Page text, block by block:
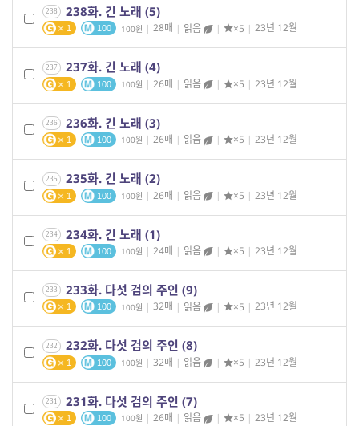
238 238화. 긴 노래 (5)
1 100 100 | 28매 | 읽음 | ×5 | 23년 12월
237 237화. 긴 노래 (4)
1 100 100 | 26매 | 읽음 | ×5 | 23년 12월
236 236화. 긴 노래 (3)
1 100 100 | 26매 | 읽음 | ×5 | 23년 12월
235 235화. 긴 노래 (2)
1 100 100 | 26매 | 읽음 | ×5 | 23년 12월
234 234화. 긴 노래 (1)
1 100 100 | 24매 | 읽음 | ×5 | 23년 12월
233 233화. 다섯 검의 주인 (9)
1 100 100 | 32매 | 읽음 | ×5 | 23년 12월
232 232화. 다섯 검의 주인 (8)
1 100 100 | 32매 | 읽음 | ×5 | 23년 12월
231 231화. 다섯 검의 주인 (7)
1 100 100 | 26매 | 읽음 | ×5 | 23년 12월